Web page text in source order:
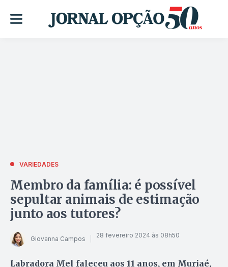
VARIEDADES
Membro da família: é possível
sepultar animais de estimação
junto aos tutores?
Giovanna Campos 28 fevereiro 2024 às 08h50
Labradora Mel faleceu aos 11 anos, em Muriaé,